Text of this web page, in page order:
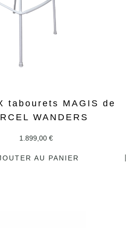
tabourets MAGIS de
WANDERS
1.899,00 €
AU PANIER